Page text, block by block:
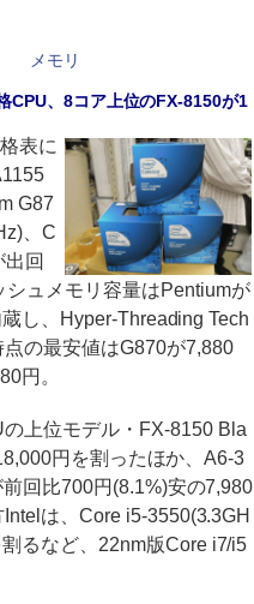
メモリ
、8コア上位のFX-8150が1
表に
G87
、C
回
ュメモリ容量はPentiumが
し、Hyper-Threading Tech
の最安値はG870が7,880
円。
上位モデル・FX-8150 Bla
円を割ったほか、A6-3
回比700円(8.1%)安の7,980
は、Core i5-3550(3.3GH
るなど、22nm版Core i7/i5